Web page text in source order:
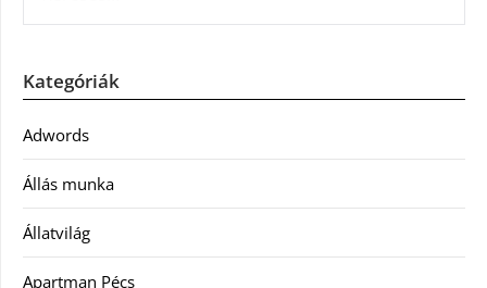
Kategóriák
Adwords
Állás munka
Állatvilág
Apartman Pécs